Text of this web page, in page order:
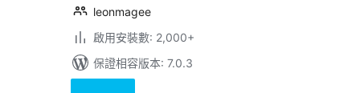
leonmagee
啟用安裝數: 2,000+
保證相容版本: 7.0.3